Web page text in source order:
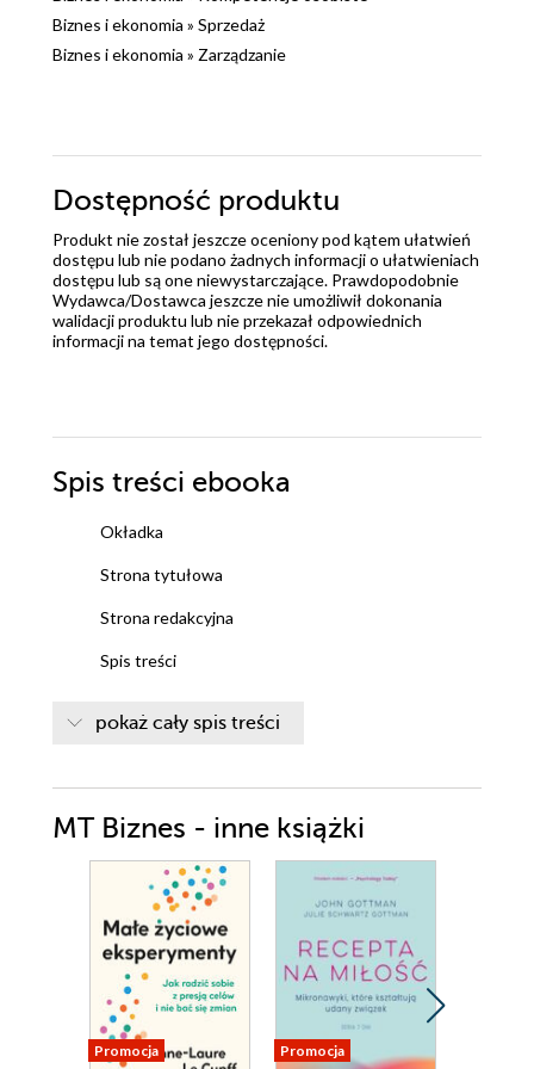
Biznes i ekonomia » Sprzedaż
Biznes i ekonomia » Zarządzanie
Dostępność produktu
Produkt nie został jeszcze oceniony pod kątem ułatwień
dostępu lub nie podano żadnych informacji o ułatwieniach
dostępu lub są one niewystarczające. Prawdopodobnie
Wydawca/Dostawca jeszcze nie umożliwił dokonania
walidacji produktu lub nie przekazał odpowiednich
informacji na temat jego dostępności.
Spis treści ebooka
Okładka
Strona tytułowa
Strona redakcyjna
Spis treści
1.2. Dlaczego pisanie wciąż ma sens
1.3. A może lepiej darować sobie naukę i
oddać pisanie w inne ręce
Rozdział 2. Rozkręć się z pisaniem
2.1. Zaproś pisanie do swojego życia
2.2. Dobrze się przygotuj
2.3. Wyłącz wewnętrznego korektora
Rozdział 3. Jak wyrobić nawyk regularnego pisania
pokaż cały spis treści
MT Biznes - inne książki
Promocja Promocja